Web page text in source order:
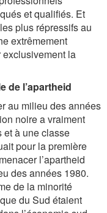
et qualifiés. Et
plus répressifs au
extrêmement
la
de l’apartheid
au milieu des années
noire a vraiment
et à une classe
pour la première
l’apartheid
des années 1980.
de la minorité
du Sud étaient